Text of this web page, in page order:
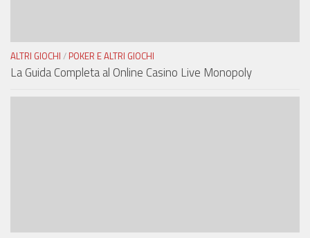
ALTRI GIOCHI / POKER E ALTRI GIOCHI
La Guida Completa al Online Casino Live Monopoly